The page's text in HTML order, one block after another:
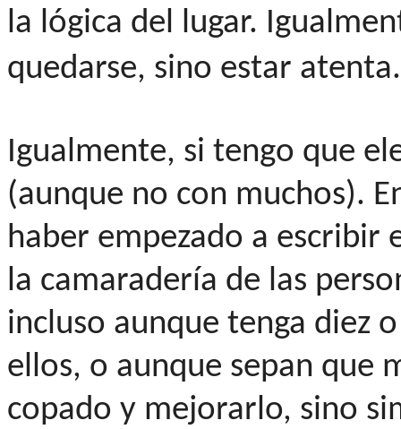
la lógica del lugar.
quedarse, sino estar atenta.
Igualmente, si tengo que
(aunque no con muchos).
haber empezado a escribir
la camaradería de las
incluso aunque tenga diez
ellos, o aunque sepan que
copado y mejorarlo, sino